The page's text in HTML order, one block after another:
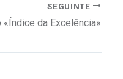
SEGUINTE
«Índice da Excelência»